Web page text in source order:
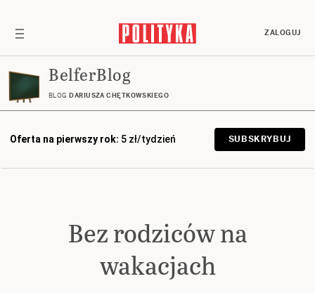
ZALOGUJ
BelferBlog
BLOG DARIUSZA CHĘTKOWSKIEGO
Oferta na pierwszy rok: 5 zł/tydzień SUBSKRYBUJ
Bez rodziców na
wakacjach